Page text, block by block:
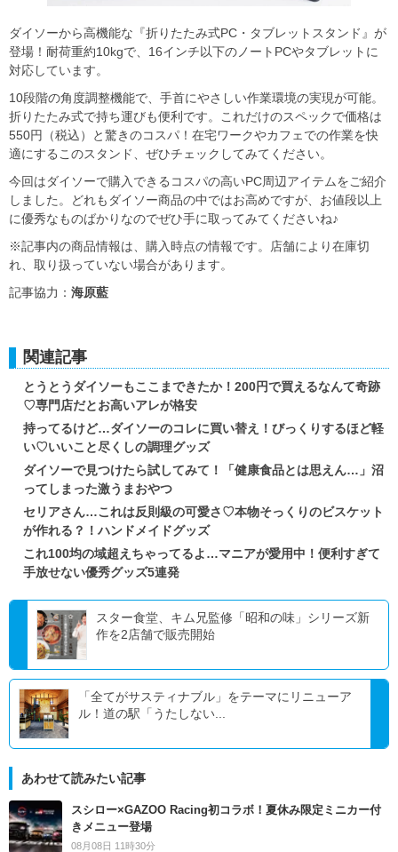
ダイソーから高機能な『折りたたみ式PC・タブレットスタンド』が
登場！耐荷重約10kgで、16インチ以下のノートPCやタブレットに
対応しています。
10段階の角度調整機能で、手首にやさしい作業環境の実現が可能。
折りたたみ式で持ち運びも便利です。これだけのスペックで価格は
550円（税込）と驚きのコスパ！在宅ワークやカフェでの作業を快
適にするこのスタンド、ぜひチェックしてみてください。
今回はダイソーで購入できるコスパの高いPC周辺アイテムをご紹介
しました。どれもダイソー商品の中ではお高めですが、お値段以上
に優秀なものばかりなのでぜひ手に取ってみてくださいね♪
※記事内の商品情報は、購入時点の情報です。店舗により在庫切
れ、取り扱っていない場合があります。
記事協力： 海原藍
関連記事
とうとうダイソーもここまできたか！200円で買えるなんて奇跡
♡専門店だとお高いアレが格安
持ってるけど…ダイソーのコレに買い替え！びっくりするほど軽
い♡いいこと尽くしの調理グッズ
ダイソーで見つけたら試してみて！「健康食品とは思えん…」沼
ってしまった激うまおやつ
セリアさん…これは反則級の可愛さ♡本物そっくりのビスケット
が作れる？！ハンドメイドグッズ
これ100均の域超えちゃってるよ…マニアが愛用中！便利すぎて
手放せない優秀グッズ5連発
スター食堂、キム兄監修「昭和の味」シリーズ新
作を2店舗で販売開始
「全てがサスティナブル」をテーマにリニューア
ル！道の駅「うたしない...
あわせて読みたい記事
スシロー×GAZOO Racing初コラボ！夏休み限定ミニカー付
きメニュー登場
08月08日 11時30分